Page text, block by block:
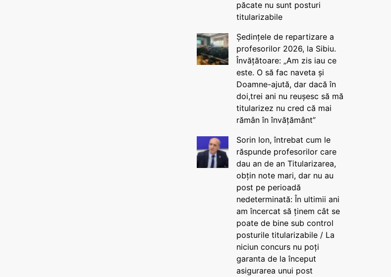
păcate nu sunt posturi
titularizabile
Ședințele de repartizare a
profesorilor 2026, la Sibiu.
Învățătoare: „Am zis iau ce
este. O să fac naveta și
Doamne-ajută, dar dacă în
doi,trei ani nu reușesc să mă
titularizez nu cred că mai
rămân în învățământ”
Sorin Ion, întrebat cum le
răspunde profesorilor care
dau an de an Titularizarea,
obțin note mari, dar nu au
post pe perioadă
nedeterminată: În ultimii ani
am încercat să ținem cât se
poate de bine sub control
posturile titularizabile / La
niciun concurs nu poți
garanta de la început
asigurarea unui post